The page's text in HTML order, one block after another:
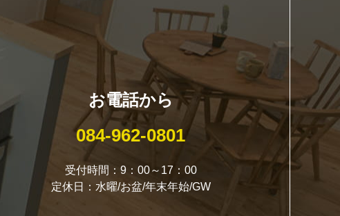
お電話から
084-962-0801
受付時間：9：00～17：00
定休日：水曜/お盆/年末年始/GW